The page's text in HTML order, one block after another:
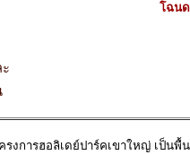
โฉนด
งการฮอลิเดย์ปาร์คเขาใหญ่ เป็นพื้